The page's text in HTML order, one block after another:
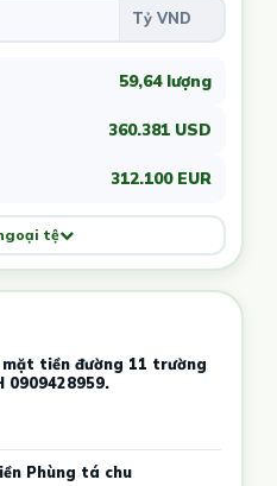
59,64 lượng
360.381 USD
312.100 EUR
tệ
tiền đường 11 trường
0909428959.
Phùng tá chu